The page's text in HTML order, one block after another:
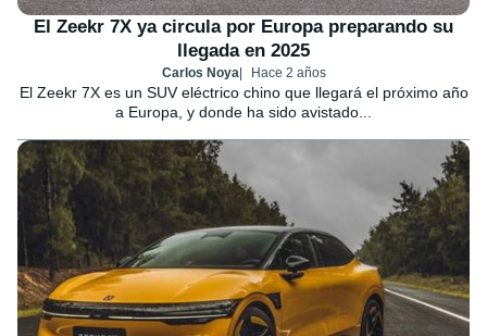
El Zeekr 7X ya circula por Europa preparando su
llegada en 2025
Carlos Noya Hace 2 años
El Zeekr 7X es un SUV eléctrico chino que llegará el próximo año
a Europa, y donde ha sido avistado...